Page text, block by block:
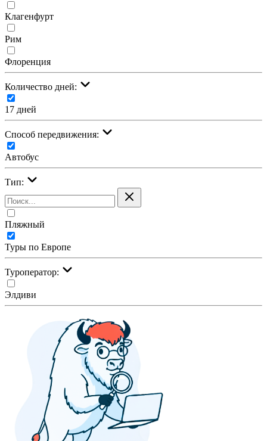
Клагенфурт
Рим
Флоренция
Количество дней:
17 дней
Cпособ передвижения:
Автобус
Тип:
Пляжный
Туры по Европе
Туроператор:
Элдиви